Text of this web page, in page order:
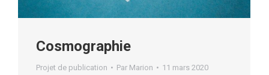
Cosmographie
Projet de publication Par Marion 11 mars 2020